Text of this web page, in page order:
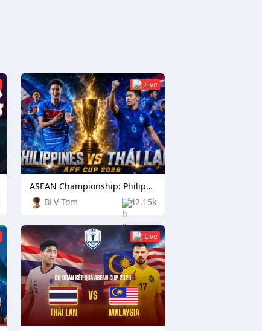
Live
BLV Tom 42.15k
ASEAN Championship: Philippines vs Thailand
Live